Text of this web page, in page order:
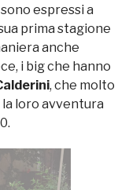
espressi a
prima stagione
anche
i big che hanno
, che molto
loro avventura